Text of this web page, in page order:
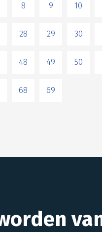
8 9 10
28 29 30
48 49 50
68 69